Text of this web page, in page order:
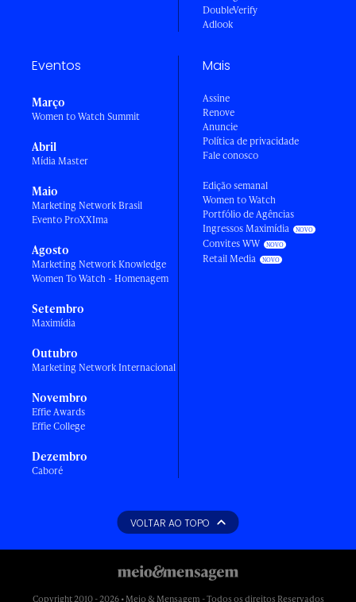
DoubleVerify
Adlook
Eventos
Março
Women to Watch Summit
Abril
Mídia Master
Maio
Marketing Network Brasil
Evento ProXXIma
Agosto
Marketing Network Knowledge
Women To Watch - Homenagem
Setembro
Maximídia
Outubro
Marketing Network Internacional
Novembro
Effie Awards
Effie College
Dezembro
Caboré
Mais
Assine
Renove
Anuncie
Política de privacidade
Fale conosco
Edição semanal
Women to Watch
Portfólio de Agências
Ingressos Maximídia
Convites WW
Retail Media
VOLTAR AO TOPO
Copyright 2010 - 2026 • Meio & Mensagem - Todos os direitos Reservados